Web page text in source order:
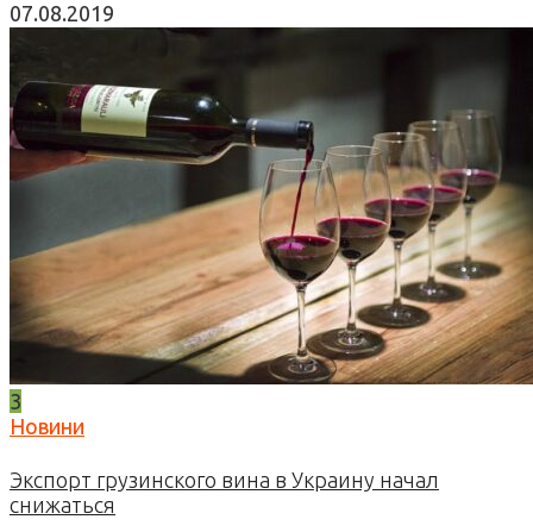
07.08.2019
3
Новини
Экспорт грузинского вина в Украину начал
снижаться